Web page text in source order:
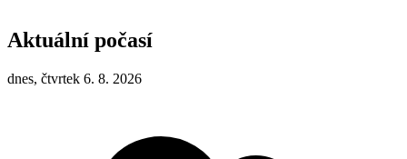
Aktuální počasí
dnes, čtvrtek 6. 8. 2026